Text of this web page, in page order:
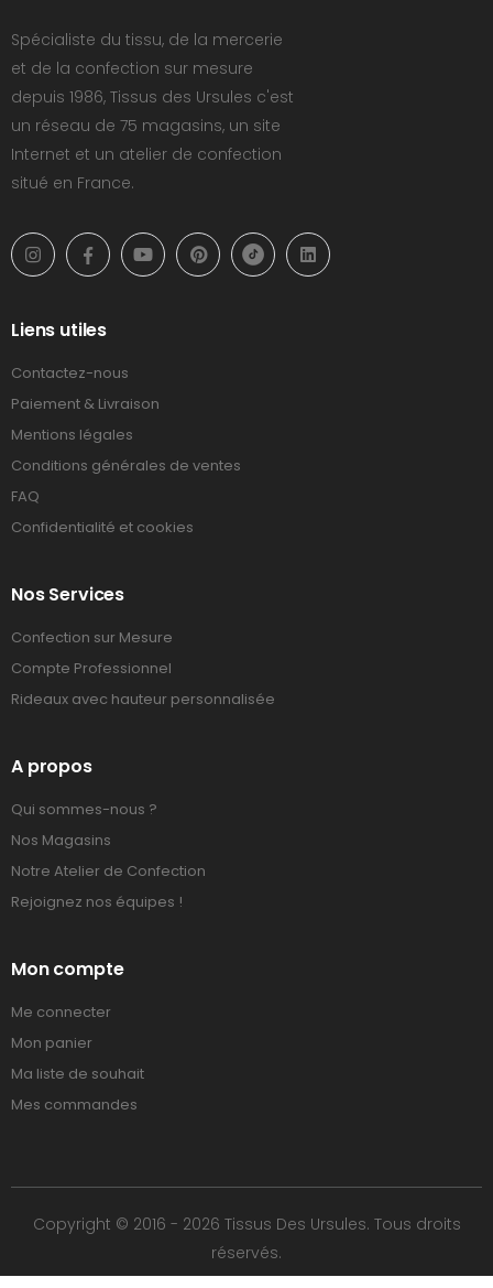
Spécialiste du tissu, de la mercerie
et de la confection sur mesure
depuis 1986, Tissus des Ursules c'est
un réseau de 75 magasins, un site
Internet et un atelier de confection
situé en France.
Liens utiles
Contactez-nous
Paiement & Livraison
Mentions légales
Conditions générales de ventes
FAQ
Confidentialité et cookies
Nos Services
Confection sur Mesure
Compte Professionnel
Rideaux avec hauteur personnalisée
A propos
Qui sommes-nous ?
Nos Magasins
Notre Atelier de Confection
Rejoignez nos équipes !
Mon compte
Me connecter
Mon panier
Ma liste de souhait
Mes commandes
Copyright © 2016 - 2026 Tissus Des Ursules. Tous droits
réservés.